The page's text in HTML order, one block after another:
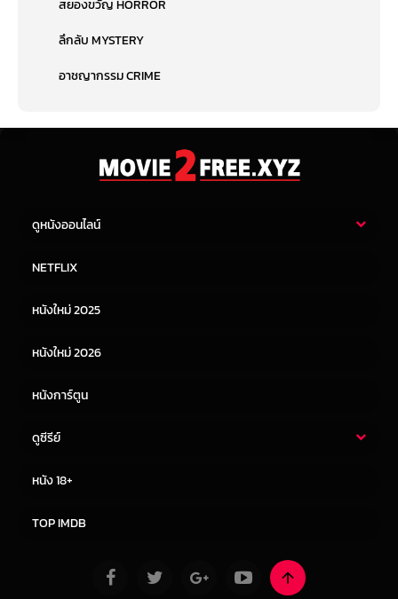
สยองขวัญ HORROR
ลึกลับ MYSTERY
อาชญากรรม CRIME
ดูหนังออนไลน์
หนังจีน
NETFLIX
หนังใหม่ 2025
หนังใหม่ 2026
หนังการ์ตูน
ดูซีรีย์
หนัง 18+
TOP IMDB